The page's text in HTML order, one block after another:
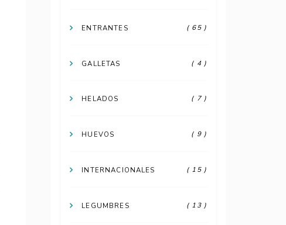
ENTRANTES ( 65 )
GALLETAS ( 4 )
HELADOS ( 7 )
HUEVOS ( 9 )
INTERNACIONALES ( 15 )
LEGUMBRES ( 13 )